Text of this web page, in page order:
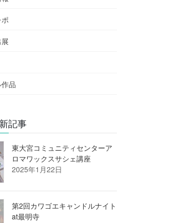
品
記事
東大宮コミュニティセンターア
ロマワックスサシェ講座
2025年1月22日
第2回カワゴエキャンドルナイト
at最明寺